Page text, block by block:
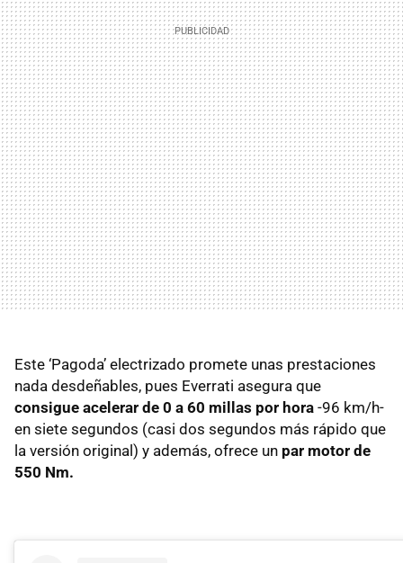
Este ‘Pagoda’ electrizado promete unas prestaciones
nada desdeñables, pues Everrati asegura que
consigue acelerar de 0 a 60 millas por hora -96 km/h-
en siete segundos (casi dos segundos más rápido que
la versión original) y además, ofrece un par motor de
550 Nm.